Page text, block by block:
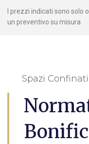
I prezzi indicati sono solo
un preventivo su misura
Spazi Confinati